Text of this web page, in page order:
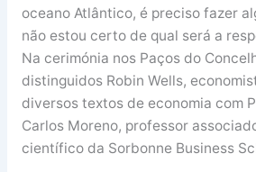
oceano Atlântico, é preciso fazer
não estou certo de qual será a
Na cerimónia nos Paços do
distinguidos Robin Wells,
diversos textos de economia com
Carlos Moreno, professor
científico da Sorbonne Business